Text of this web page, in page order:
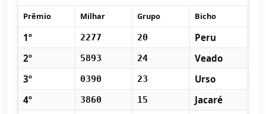
Prêmio Milhar Grupo Bicho
1º 2277 20
Peru
2º
5893 24
Veado
3º
0390 23
Urso
4º
3860 15
Jacaré